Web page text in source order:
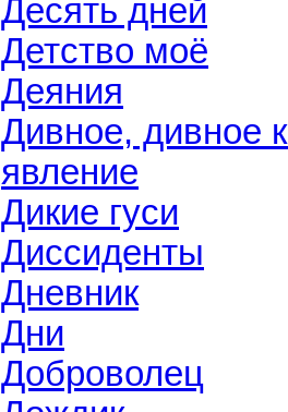
Десять дней
Детство моё
Деяния
Дивное, дивное
явление
Дикие гуси
Диссиденты
Дневник
Дни
Доброволец